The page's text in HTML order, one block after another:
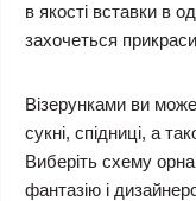
в якості вставки в
захочеться
Візерунками ви
сукні, спідниці, а
Виберіть схему
фантазію і